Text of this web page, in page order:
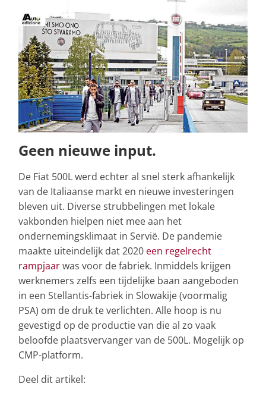
Geen nieuwe input.
De Fiat 500L werd echter al snel sterk afhankelijk
van de Italiaanse markt en nieuwe investeringen
bleven uit. Diverse strubbelingen met lokale
vakbonden hielpen niet mee aan het
ondernemingsklimaat in Servië. De pandemie
maakte uiteindelijk dat 2020 een regelrecht
rampjaarwas voor de fabriek. Inmiddels krijgen
werknemers zelfs een tijdelijke baan aangeboden
in een Stellantis-fabriek in Slowakije (voormalig
PSA) om de druk te verlichten. Alle hoop is nu
gevestigd op de productie van die al zo vaak
beloofde plaatsvervanger van de 500L. Mogelijk op
CMP-platform.
Deel dit artikel: